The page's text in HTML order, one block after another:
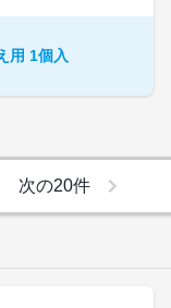
用 1個入
次の20件